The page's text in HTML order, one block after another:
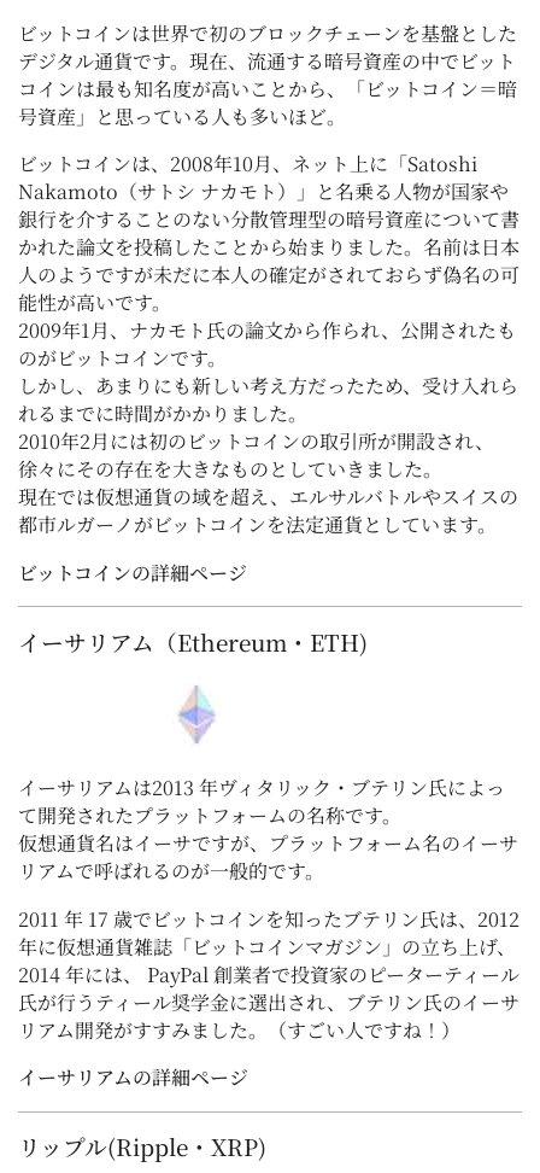
ビットコインは世界で初のブロックチェーンを基盤とした
デジタル通貨です。現在、流通する暗号資産の中でビット
コインは最も知名度が高いことから、「ビットコイン＝暗
号資産」と思っている人も多いほど。
ビットコインは、2008年10月、ネット上に「Satoshi
Nakamoto（サトシ ナカモト）」と名乗る人物が国家や
銀行を介することのない分散管理型の暗号資産について書
かれた論文を投稿したことから始まりました。名前は日本
人のようですが未だに本人の確定がされておらず偽名の可
能性が高いです。
2009年1月、ナカモト氏の論文から作られ、公開されたも
のがビットコインです。
しかし、あまりにも新しい考え方だったため、受け入れら
れるまでに時間がかかりました。
2010年2月には初のビットコインの取引所が開設され、
徐々にその存在を大きなものとしていきました。
現在では仮想通貨の域を超え、エルサルバトルやスイスの
都市ルガーノがビットコインを法定通貨としています。
ビットコインの詳細ページ
イーサリアム（Ethereum・ETH)
イーサリアムは2013 年ヴィタリック・ブテリン氏によっ
て開発されたプラットフォームの名称です。
仮想通貨名はイーサですが、プラットフォーム名のイーサ
リアムで呼ばれるのが一般的です。
2011 年 17 歳でビットコインを知ったブテリン氏は、2012
年に仮想通貨雑誌「ビットコインマガジン」の立ち上げ、
2014 年には、 PayPal 創業者で投資家のピーターティール
氏が行うティール奨学金に選出され、ブテリン氏のイーサ
リアム開発がすすみました。（すごい人ですね！）
イーサリアムの詳細ページ
リップル(Ripple・XRP)